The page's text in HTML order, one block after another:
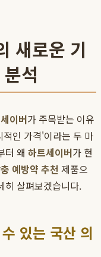
새로운 기
석
이버가 주목받는 이유
인 가격'이라는 두 마
터 왜 하트세이버가 현
예방약 추천 제품으
히 살펴보겠습니다.
있는 국산 의